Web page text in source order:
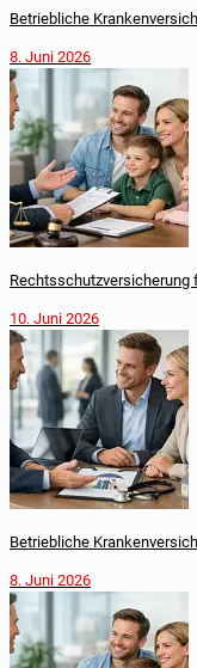
Betriebliche
8. Juni 2026
Rechtsschutzversicherung
10. Juni 2026
Betriebliche
8. Juni 2026